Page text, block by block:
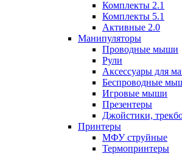
Комплекты 2.1
Комплекты 5.1
Активные 2.0
Манипуляторы
Проводные мыши
Рули
Аксессуары для
Беспроводные
Игровые мыши
Презентеры
Джойстики,
Принтеры
МФУ струйные
Термопринтеры